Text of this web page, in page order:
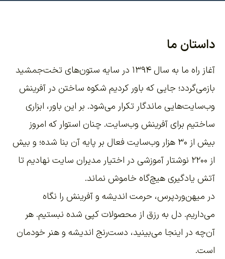
داستان ما
آغاز راه ما به سال ۱۳۹۴ در سایه ستون‌های تخت‌جمشید
بازمی‌گردد؛ جایی که باور کردیم شکوه ساختن در آفرینش
وب‌سایت‌هایی ماندگار تکرار می‌شود. بر این باور، ابزاری
ساختیم برای آفرینش وب‌سایت. چنان استوار که امروز
بیش از ۳۰ هزار وب‌سایت فعال بر پایه آن بنا شده؛ و بیش
از ۲۲۰۰
نوشتار آموزشی در اختیار مدیران سایت نهادیم تا
آتش یادگیری هیچ‌گاه خاموش نماند.
در میهن‌وردپرس، حرمت اندیشه و آفرینش را نگاه
می‌داریم. دل به رزق از محصولات کپی شده نبستیم. هر
آن‌چه در اینجا می‌بینید، دست‌رنج اندیشه و هنر خودمان
است.